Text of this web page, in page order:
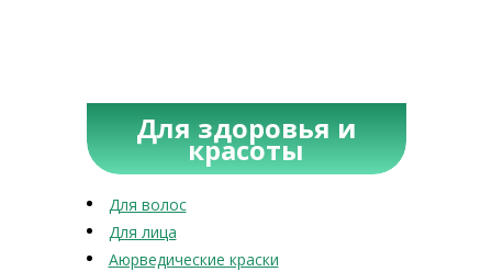
Для здоровья и
красоты
Для волос
Для лица
Аюрведические краски